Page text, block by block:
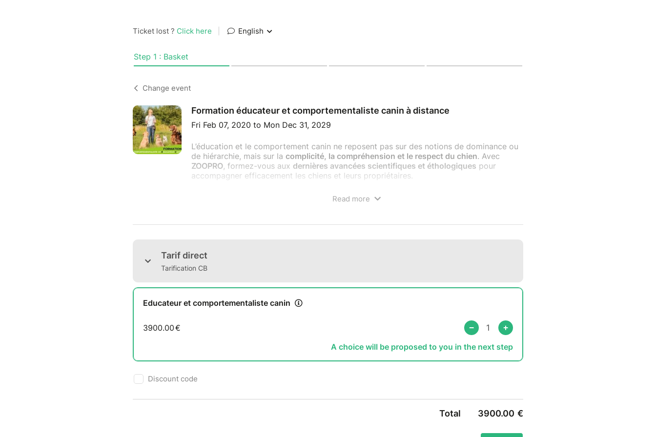
Ticket lost ? Click here English
Step 1 : Basket
Change event
Formation éducateur et comportementaliste canin à distance
Fri Feb 07, 2020 to Mon Dec 31, 2029
L’éducation et le comportement canin ne reposent pas sur des notions de dominance ou
de hiérarchie, mais sur la complicité, la compréhension et le respect du chien. Avec
ZOOPRO, formez-vous aux dernières avancées scientifiques et éthologiques pour
accompagner efficacement les chiens et leurs propriétaires.
✅Apprenez à votre rythme, depuis chez vous
✅Devoirs et exercices pratiques
✅Stage pratique
Prêt(e) à vous lancer ? Inscrivez-vous dès maintenant et démarrez votre formation ! ????
Read more
Tarif direct
Tarification CB
Educateur et comportementaliste canin
3900.00€
A choice will be proposed to you in the next step
Discount code
Total 3900.00 €